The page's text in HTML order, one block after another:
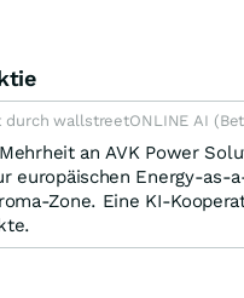
durch wallstreetONLINE AI
an AVK Power
europäischen Energy-as-
Zone. Eine KI-